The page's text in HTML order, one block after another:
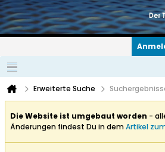
Erweiterte Suche
Die Website ist umgebaut worden -
Änderungen findest Du in demArtikel